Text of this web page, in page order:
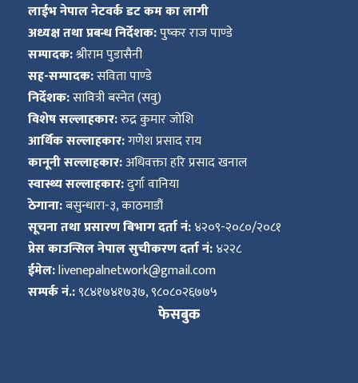
लाईभ नेपाल नेटवर्क डट कम का लागी
अध्यक्ष तथा प्रबन्ध निर्देशक:पुष्कर राज पाण्डे
सम्पादक:श्रीराम पुडासैनी
सह-सम्पादक:सविता पाण्डे
निर्देशक:सावित्री बस्नेत (सवु)
विशेष सल्लाहकार:रुद्र कुमार जोशि
आर्थिक सल्लाहकार:गणेश प्रसाद राय
कानूनी सल्लाहकार:अधिवक्ता हरि प्रसाद खनाल
स्वास्थ्य सल्लाहकार:दुर्गा वानिया
ठेगाना:बसुन्धारा-३, काठमाडौं
सूचना तथा प्रसारण बिभाग दर्ता नं:४२०९-२०८०/२०८१
प्रेस काउन्सिल नेपाल सुचीकरण दर्ता नं:४२२८
ईमेल:livenepalnetwork@gmail.com
सम्पर्क नं.:९८४१७४१७३७, ९८०८०२६७७५
फेसबुक